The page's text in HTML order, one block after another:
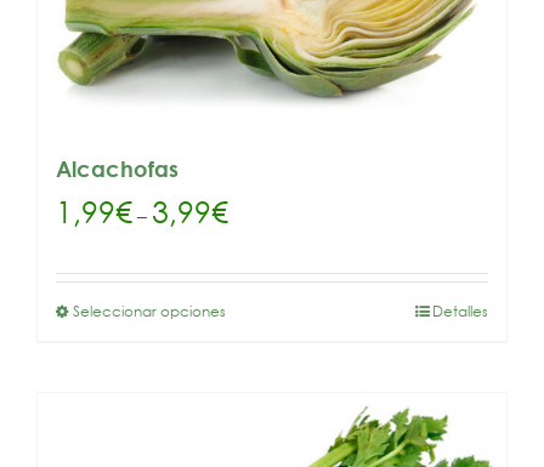
Alcachofas
1,99€– 3,99€
Seleccionar opciones Detalles